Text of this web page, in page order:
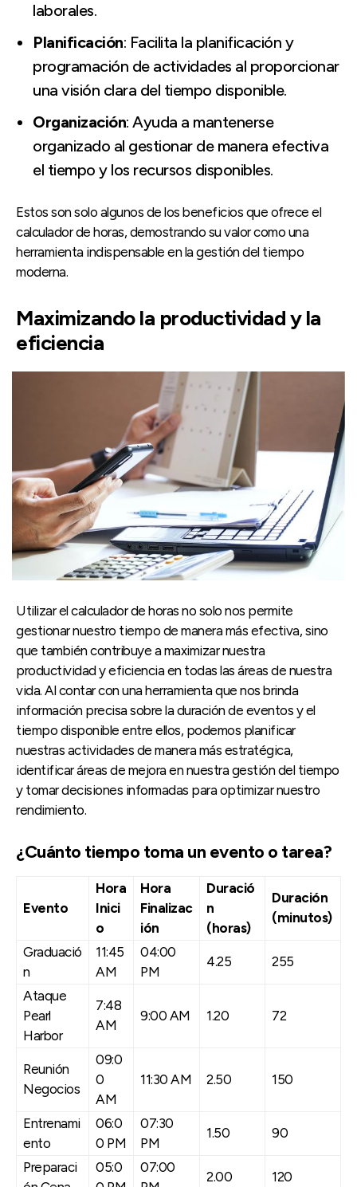
laborales.
Planificación: Facilita la planificación y
programación de actividades al proporcionar
una visión clara del tiempo disponible.
Organización: Ayuda a mantenerse
organizado al gestionar de manera efectiva
el tiempo y los recursos disponibles.
Estos son solo algunos de los beneficios que ofrece el
calculador de horas, demostrando su valor como una
herramienta indispensable en la gestión del tiempo
moderna.
Maximizando la productividad y la
eficiencia
Utilizar el calculador de horas no solo nos permite
gestionar nuestro tiempo de manera más efectiva, sino
que también contribuye a maximizar nuestra
productividad y eficiencia en todas las áreas de nuestra
vida. Al contar con una herramienta que nos brinda
información precisa sobre la duración de eventos y el
tiempo disponible entre ellos, podemos planificar
nuestras actividades de manera más estratégica,
identificar áreas de mejora en nuestra gestión del tiempo
y tomar decisiones informadas para optimizar nuestro
rendimiento.
¿Cuánto tiempo toma un evento o tarea?
Evento
Hora
Inici
o
Hora
Finalizac
ión
Duració
n
(horas)
Duración
(minutos)
Graduació
n
11:45
AM
04:00
PM
4.25 255
Ataque
Pearl
Harbor
7:48
AM
9:00 AM 1.20 72
Reunión
Negocios
09:0
0
AM
11:30 AM 2.50 150
Entrenami
ento
06:0
0 PM
07:30
PM
1.50 90
Preparaci
05:0
07:00
2.00 120